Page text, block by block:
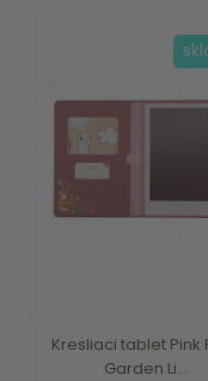
Kresliaci tablet Pink
Garden Li...